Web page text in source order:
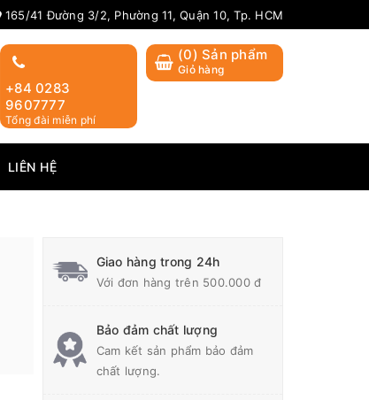
165/41 Đường 3/2, Phường 11, Quận 10, Tp. HCM
(0) Sản phẩm
Giỏ hàng
+84 0283
9607777
Tổng đài miễn phí
LIÊN HỆ
Giao hàng trong 24h
Với đơn hàng trên 500.000 đ
Bảo đảm chất lượng
Cam kết sản phẩm bảo đảm
chất lượng.